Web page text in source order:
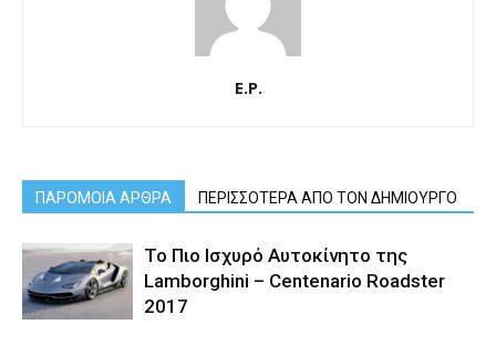
E.P.
ΠΑΡΟΜΟΙΑ ΑΡΘΡΑ ΠΕΡΙΣΣΟΤΕΡΑ ΑΠΟ ΤΟΝ ΔΗΜΙΟΥΡΓΟ
Το Πιο Ισχυρό Αυτοκίνητο της
Lamborghini – Centenario Roadster
2017